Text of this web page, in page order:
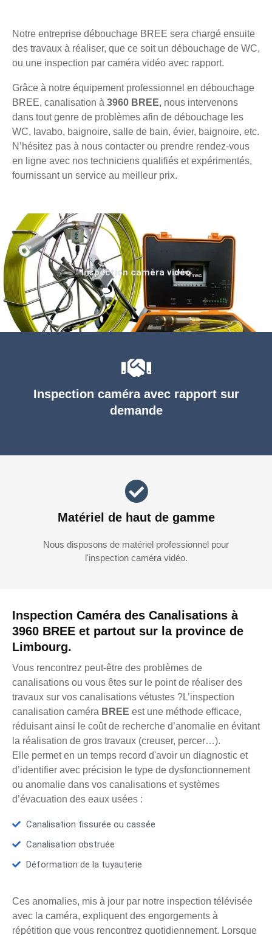
Notre entreprise débouchage BREE sera chargé ensuite
des travaux à réaliser, que ce soit un débouchage de WC,
ou une inspection par caméra vidéo avec rapport.
Grâce à notre équipement professionnel en débouchage
BREE, canalisation à 3960 BREE, nous intervenons
dans tout genre de problèmes afin de débouchage les
WC, lavabo, baignoire, salle de bain, évier, baignoire, etc.
N’hésitez pas à nous contacter ou prendre rendez-vous
en ligne avec nos techniciens qualifiés et expérimentés,
fournissant un service au meilleur prix.
Inspection Caméra des Canalisations à
3960 BREE et partout sur la province de
Limbourg.
Vous rencontrez peut-être des problèmes de
canalisations ou vous êtes sur le point de réaliser des
travaux sur vos canalisations vétustes ?L’inspection
canalisation caméra BREE est une méthode efficace,
réduisant ainsi le coût de recherche d’anomalie en évitant
la réalisation de gros travaux (creuser, percer…).
Elle permet en un temps record d'avoir un diagnostic et
d’identifier avec précision le type de dysfonctionnement
ou anomalie dans vos canalisations et systèmes
d’évacuation des eaux usées :
Canalisation fissurée ou cassée
Canalisation obstruée
Déformation de la tuyauterie
Ces anomalies, mis à jour par notre inspection télévisée
avec la caméra, expliquent des engorgements à
répétition que vous rencontrez quotidiennement. Lorsque
Inspection caméra avec rapport sur
demande
Matériel de haut de gamme
Nous disposons de matériel professionnel pour
l'inspection caméra vidéo.
Inspection caméra vidéo